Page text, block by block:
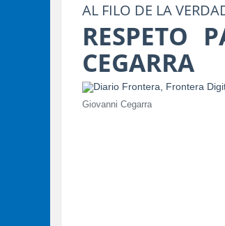
AL FILO DE LA
RESPETO
CEGARRA
Giovanni Cegarra